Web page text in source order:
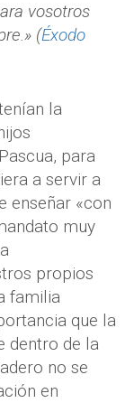
vosotros
(Éxodo
la
para
a servir a
enseñar «con
muy
propios
familia
que la
dentro de la
no se
en